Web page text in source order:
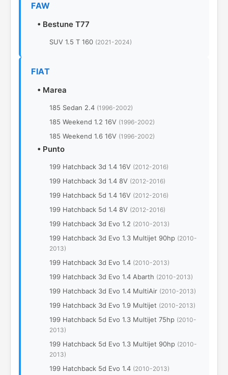
FAW
• Bestune T77
SUV 1.5 T 160 (2021-2024)
FIAT
• Marea
185 Sedan 2.4 (1996-2002)
185 Weekend 1.2 16V (1996-2002)
185 Weekend 1.6 16V (1996-2002)
• Punto
199 Hatchback 3d 1.4 16V (2012-2016)
199 Hatchback 3d 1.4 8V (2012-2016)
199 Hatchback 5d 1.4 16V (2012-2016)
199 Hatchback 5d 1.4 8V (2012-2016)
199 Hatchback 3d Evo 1.2 (2010-2013)
199 Hatchback 3d Evo 1.3 Multijet 90hp (2010-
2013)
199 Hatchback 3d Evo 1.4 (2010-2013)
199 Hatchback 3d Evo 1.4 Abarth (2010-2013)
199 Hatchback 3d Evo 1.4 MultiAir (2010-2013)
199 Hatchback 3d Evo 1.9 Multijet (2010-2013)
199 Hatchback 5d Evo 1.3 Multijet 75hp (2010-
2013)
199 Hatchback 5d Evo 1.3 Multijet 90hp (2010-
2013)
199 Hatchback 5d Evo 1.4 (2010-2013)